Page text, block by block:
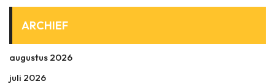
ARCHIEF
augustus 2026
juli 2026